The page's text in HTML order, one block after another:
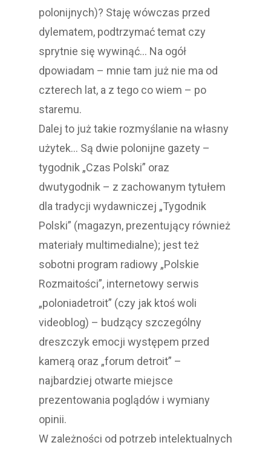
polonijnych)? Staję wówczas przed
dylematem, podtrzymać temat czy
sprytnie się wywinąć… Na ogół
dpowiadam – mnie tam już nie ma od
czterech lat, a z tego co wiem – po
staremu.
Dalej to już takie rozmyślanie na własny
użytek… Są dwie polonijne gazety –
tygodnik „Czas Polski” oraz
dwutygodnik – z zachowanym tytułem
dla tradycji wydawniczej „Tygodnik
Polski” (magazyn, prezentujący również
materiały multimedialne); jest też
sobotni program radiowy „Polskie
Rozmaitości”, internetowy serwis
„poloniadetroit” (czy jak ktoś woli
videoblog) – budzący szczególny
dreszczyk emocji występem przed
kamerą oraz „forum detroit” –
najbardziej otwarte miejsce
prezentowania poglądów i wymiany
opinii.
W zależności od potrzeb intelektualnych